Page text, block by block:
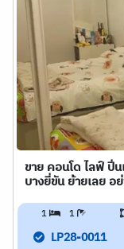
ขาย คอนโด ไลฟ์ ปิ่
บางยี่ขัน ย้ายเลย อ
1 1
LP28-0011